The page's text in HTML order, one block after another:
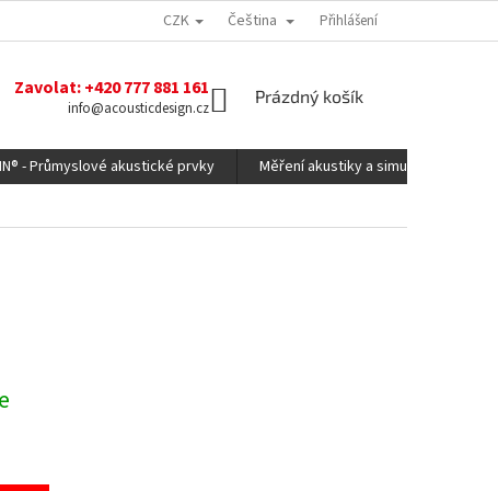
CZK Čeština Přihlášení
Zavolat: +420 777 881 161
info@acousticdesign.cz
NÁKUPNÍ
Prázdný košík
IN® - Průmyslové akustické prvky Měření akustiky a simulace